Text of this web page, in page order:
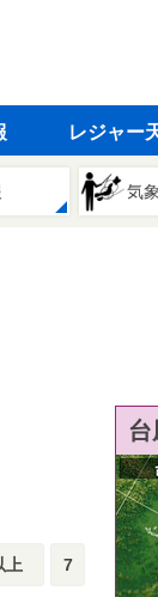
レジャー
気
上 7